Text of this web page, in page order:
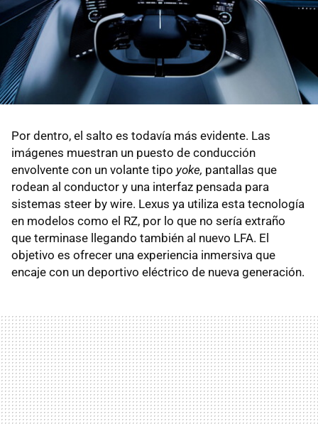
Por dentro, el salto es todavía más evidente. Las
imágenes muestran un puesto de conducción
envolvente con un volante tipo yoke, pantallas que
rodean al conductor y una interfaz pensada para
sistemas steer by wire. Lexus ya utiliza esta tecnología
en modelos como el RZ, por lo que no sería extraño
que terminase llegando también al nuevo LFA. El
objetivo es ofrecer una experiencia inmersiva que
encaje con un deportivo eléctrico de nueva generación.